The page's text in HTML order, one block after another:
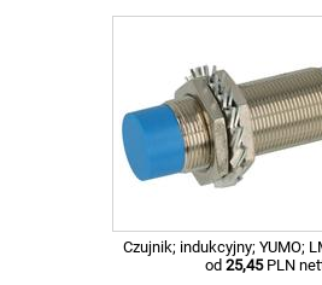
Czujnik; indukcyjny; YUMO;
od 25,45PLN